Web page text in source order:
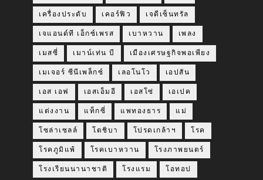
เครื่องประดับ เคอร์ฟิว เจดีเซ็นทรัล
เจแอนด์ที เอ็กซ์เพรส เบาหวาน เพลง
เมสซี่ เมาน์เท่น บี เมืองเศรษฐกิจพอเพียง
เมเจอร์ ซีนีเพล็กซ์ เลอโนโว เอปสัน
เอส เอฟ เอสเอ็มอี เอสโซ่ เอเปค
แต่งงาน แท็กซี่ แพทองธาร แม่
โซล่าเซลล์ โตชิบา โปรดเกล้าฯ โรค
โรคภูมิแพ้ โรคเบาหวาน โรงภาพยนตร์
โรงเรียนนานาชาติ โรงแรม โอทอป